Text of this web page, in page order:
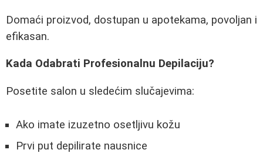
Domaći proizvod, dostupan u apotekama, povoljan i
efikasan.
Kada Odabrati Profesionalnu Depilaciju?
Posetite salon u sledećim slučajevima:
Ako imate izuzetno osetljivu kožu
Prvi put depilirate nausnice